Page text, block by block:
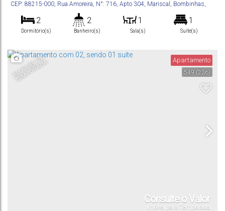
CEP: 88215-000, Rua Amoreira, N°: 716, Apto 304, Mariscal , Bombinhas,
2
Dormitório(s)
2
Banheiro(s)
1
Sala(s)
1
Suíte(s)
Total: Vaga(s)
A
L
U
G
U
E
L
D
E
T
E
M
P
O
R
A
D
A 549 (236)
Apartamento
Consulte o Valor
Imóvel para Temporada